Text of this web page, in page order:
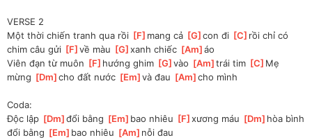
VERSE 2
Một thời chiến tranh qua rồi [F ]mang cả [G ]
con đi [C ]rồi chỉ có
chim câu gửi [F ]
về màu [G ]
xanh chiếc [Am ]
áo
Viên đạn từ muôn [F ]hướng ghim [G ]
vào [Am ]trái tim [C ]Mẹ
mừng [Dm ]
cho đất nước [Em ]
và đau [Am ]
cho mình
Coda:
Độc lập [Dm ]
đổi bằng [Em ]bao nhiêu [F ]
xương máu [Dm ]hòa bình
đổi bằng [Em ]bao nhiêu [Am ]nỗi đau